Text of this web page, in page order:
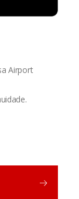
Airport